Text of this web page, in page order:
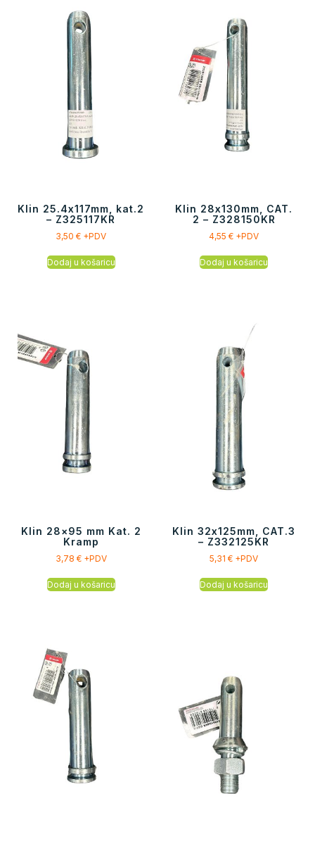
Klin 25.4x117mm, kat.2
– Z325117KR
3,50€ +PDV
Dodaj u košaricu
Klin 28x130mm, CAT.
2 – Z328150KR
4,55€ +PDV
Dodaj u košaricu
Klin 28×95 mm Kat. 2
Kramp
3,78 €+PDV
Dodaj u košaricu
Klin 32x125mm, CAT.3
– Z332125KR
5,31€ +PDV
Dodaj u košaricu